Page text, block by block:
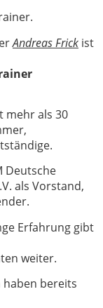
Andreas Frick ist
mehr als 30
Deutsche
als Vorstand,
Erfahrung gibt
weiter.
haben bereits